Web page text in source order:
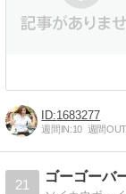
1683277
週間IN:10 週間
21
ゴーゴーバ